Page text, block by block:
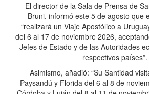
El director de la Sala de Prensa de
Bruni, informó este 5 de agosto que
“realizará un Viaje Apostólico a
del 6 al 17 de noviembre 2026,
Jefes de Estado y de las Autoridades
respectivos países”.
Asimismo, añadió: “Su Santidad
Paysandú y Florida del 6 al 8 de